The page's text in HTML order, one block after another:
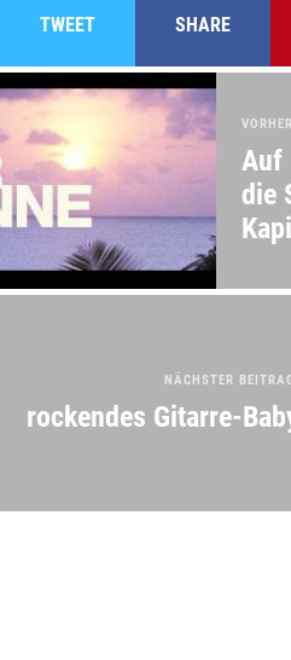
TWEET SHARE
Auf
die
NÄCHSTER
rockendes Gitarre-